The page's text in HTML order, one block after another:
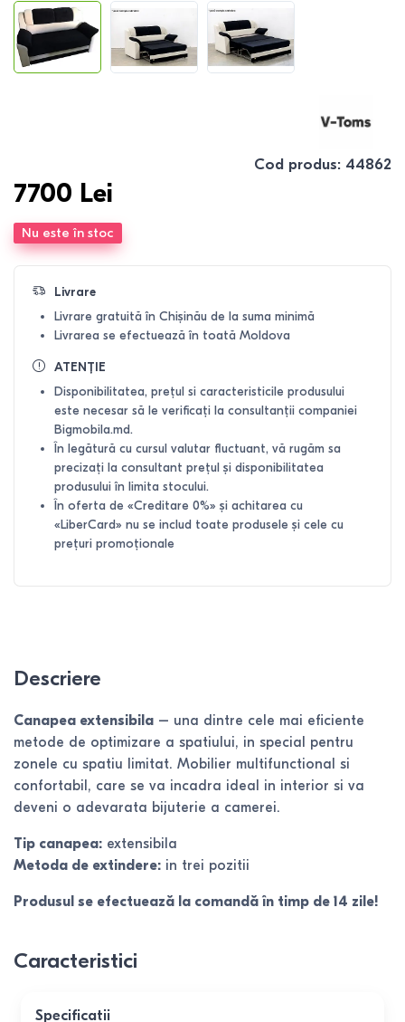
Cod produs: 44862
7700 Lei
Nu este în stoc
Livrare
Livrare gratuită în Chișinău de la suma minimă
Livrarea se efectuează în toată Moldova
ATENȚIE
Disponibilitatea, prețul si caracteristicile produsului
este necesar să le verificați la consultanții companiei
Bigmobila.md.
În legătură cu cursul valutar fluctuant, vă rugăm sa
precizați la consultant prețul și disponibilitatea
produsului în limita stocului.
În oferta de «Creditare 0%» și achitarea cu
«LiberCard» nu se includ toate produsele și cele cu
prețuri promoționale
Descriere
Canapea extensibila – una dintre cele mai eficiente
metode de optimizare a spatiului, in special pentru
zonele cu spatiu limitat. Mobilier multifunctional si
confortabil, care se va incadra ideal in interior si va
deveni o adevarata bijuterie a camerei.
Tip canapea: extensibila
Metoda de extindere: in trei pozitii
Produsul se efectuează la comandă în timp de 14 zile!
Caracteristici
Specificatii